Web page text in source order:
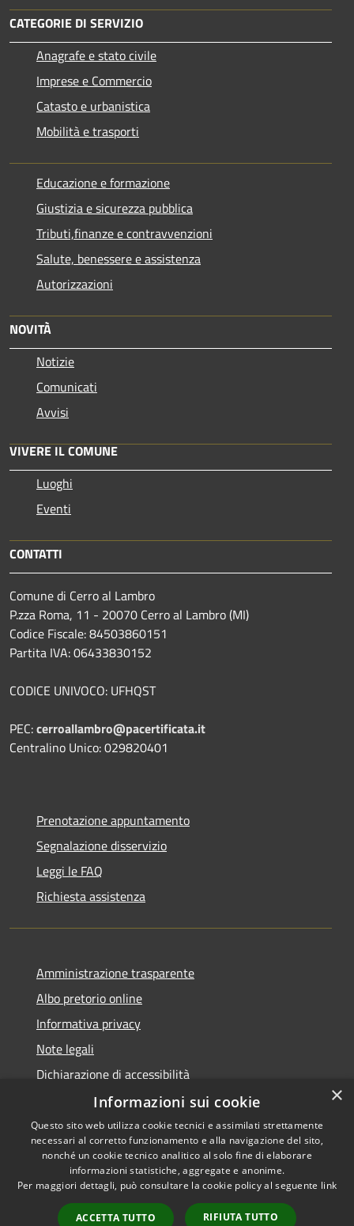
CATEGORIE DI SERVIZIO
Anagrafe e stato civile
Imprese e Commercio
Catasto e urbanistica
Mobilità e trasporti
Educazione e formazione
Giustizia e sicurezza pubblica
Tributi,finanze e contravvenzioni
Salute, benessere e assistenza
Autorizzazioni
NOVITÀ
Notizie
Comunicati
Avvisi
VIVERE IL COMUNE
Luoghi
Eventi
CONTATTI
Comune di Cerro al Lambro
P.zza Roma, 11 - 20070 Cerro al Lambro (MI)
Codice Fiscale: 84503860151
Partita IVA: 06433830152
CODICE UNIVOCO: UFHQST
PEC:cerroallambro@pacertificata.it
Centralino Unico: 029820401
Prenotazione appuntamento
Segnalazione disservizio
Leggi le FAQ
Richiesta assistenza
Amministrazione trasparente
Albo pretorio online
Informativa privacy
Note legali
Dichiarazione di accessibilità
Accessibilità
Privacy
Copyright © 2026 • Comune di
Cerro al Lambro • Powered by
Municipium•Accesso
redazione
×
Informazioni sui cookie
Questo sito web utilizza cookie tecnici e assimilati strettamente
necessari al corretto funzionamento e alla navigazione del sito,
nonché un cookie tecnico analitico al solo fine di elaborare
informazioni statistiche, aggregate e anonime.
Per maggiori dettagli, può consultare la cookie policy al seguente link
ACCETTA TUTTO RIFIUTA TUTTO